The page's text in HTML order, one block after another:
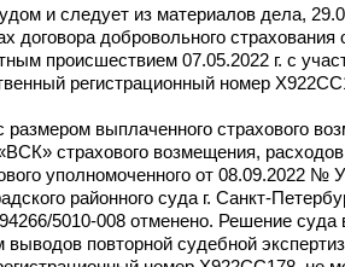
и следует из материалов дела,
договора добровольного
происшествием 07.05.2022 г. с
регистрационный номер
размером выплаченного страхового
страхового возмещения,
уполномоченного от 08.09.2022
районного суда г. Санкт-
5010-008 отменено. Решение суда
выводов повторной судебной